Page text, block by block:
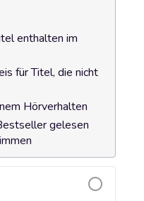
enthalten im
für Titel, die nicht
Hörverhalten
gelesen